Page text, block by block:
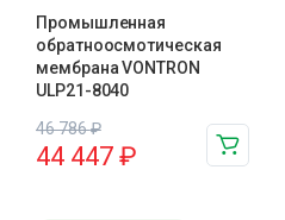
Промышленная
обратноосмотическая
мембрана VONTRON
ULP21-8040
46 786₽
44 447 ₽